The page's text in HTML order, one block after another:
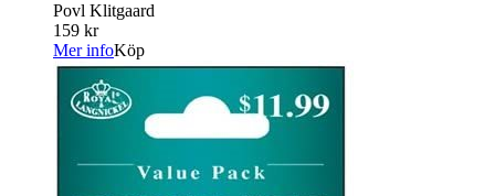
Povl Klitgaard
159 kr
Mer infoKöp